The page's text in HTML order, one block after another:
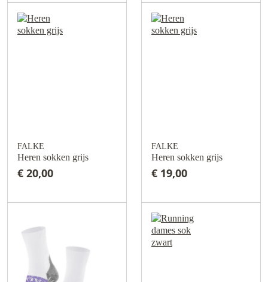
FALKE
Heren sokken grijs
€ 20,00
FALKE
Heren sokken grijs
€ 19,00